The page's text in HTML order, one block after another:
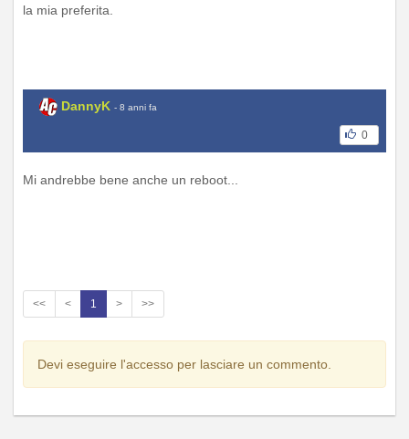
la mia preferita.
DannyK - 8 anni fa
0
Mi andrebbe bene anche un reboot...
<< < 1 > >>
Devi eseguire l'accesso per lasciare un commento.